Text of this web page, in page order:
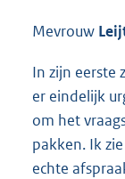
Mevrouw
In zijn eerste
er eindelijk
om het
pakken. Ik
echte